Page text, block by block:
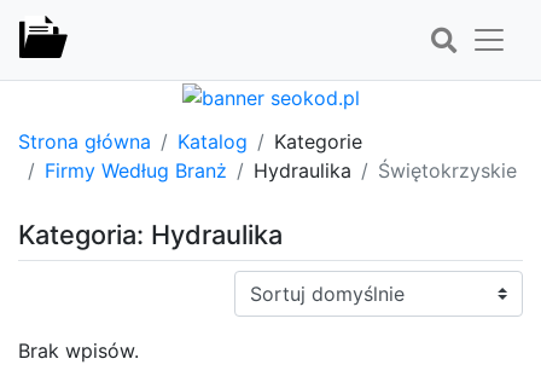
Strona główna Katalog
Kategorie
Firmy Według Branż
Hydraulika Świętokrzyskie
Kategoria: Hydraulika
Sortuj:
Brak wpisów.